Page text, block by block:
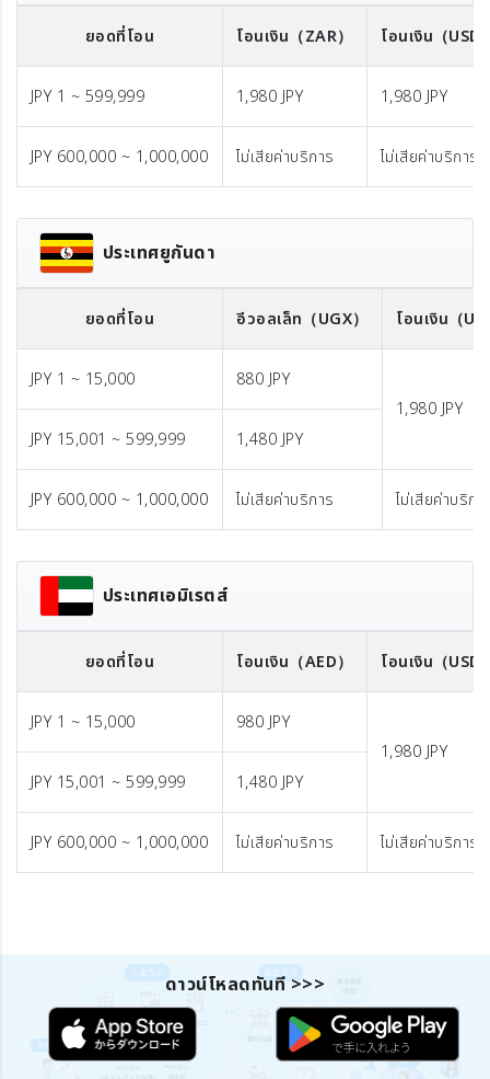
ยอดที่โอน โอนเงิน （ZAR） โอนเงิน （
JPY 1 ~ 599,999 1,980 JPY 1,980 JPY
JPY 600,000 ~ 1,000,000 ไม่เสียค่าบริการ ไม่เสียค่าบริการ
ประเทศยูกันดา
ยอดที่โอน อีวอลเล็ท （UGX） โอนเงิน （
JPY 1 ~ 15,000
880 JPY
1,980 JPY
JPY 15,001 ~ 599,999
1,480 JPY
JPY 600,000 ~ 1,000,000 ไม่เสียค่าบริการ ไม่เสียค่าบริกา
ประเทศเอมิเรตส์
ยอดที่โอน โอนเงิน （AED） โอนเงิน （
JPY 1 ~ 15,000
980 JPY
1,980 JPY
JPY 15,001 ~ 599,999
1,480 JPY
JPY 600,000 ~ 1,000,000 ไม่เสียค่าบริการ ไม่เสียค่าบริการ
ดาวน์โหลดทันที >>>